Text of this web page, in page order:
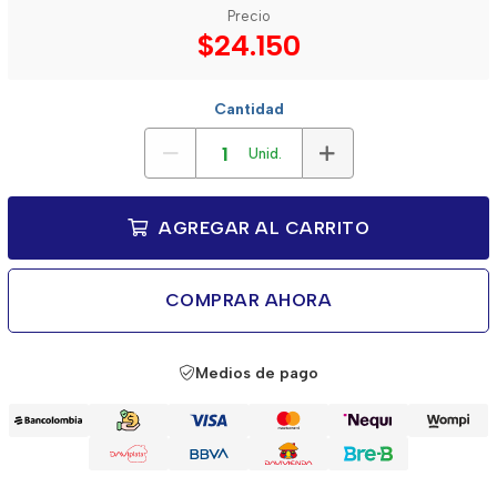
Precio
$24.150
Cantidad
Unid.
AGREGAR AL CARRITO
COMPRAR AHORA
Medios de pago